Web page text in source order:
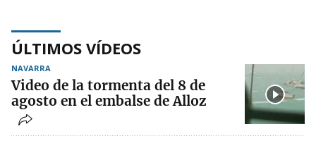
ÚLTIMOS VÍDEOS
NAVARRA
Video de la tormenta del 8 de
agosto en el embalse de Alloz